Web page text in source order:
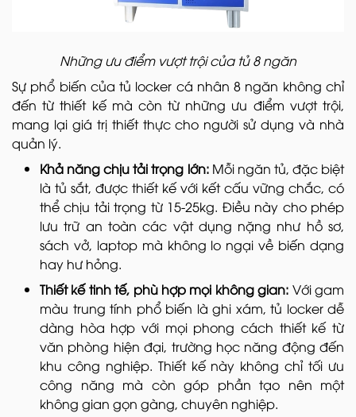
Những ưu điểm vượt trội của tủ 8 ngăn
Sự phổ biến của tủ locker cá nhân 8 ngăn không chỉ
đến từ thiết kế mà còn từ những ưu điểm vượt trội,
mang lại giá trị thiết thực cho người sử dụng và nhà
quản lý.
Khả năng chịu tải trọng lớn: Mỗi ngăn tủ, đặc biệt
là tủ sắt, được thiết kế với kết cấu vững chắc, có
thể chịu tải trọng từ 15-25kg. Điều này cho phép
lưu trữ an toàn các vật dụng nặng như hồ sơ,
sách vở, laptop mà không lo ngại về biến dạng
hay hư hỏng.
Thiết kế tinh tế, phù hợp mọi không gian: Với gam
màu trung tính phổ biến là ghi xám, tủ locker dễ
dàng hòa hợp với mọi phong cách thiết kế từ
văn phòng hiện đại, trường học năng động đến
khu công nghiệp. Thiết kế này không chỉ tối ưu
công năng mà còn góp phần tạo nên một
không gian gọn gàng, chuyên nghiệp.